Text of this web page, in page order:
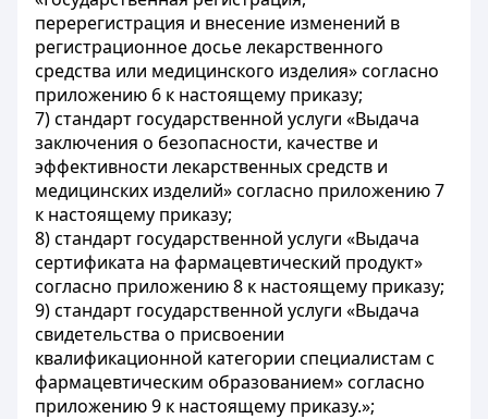
перерегистрация и внесение изменений в
регистрационное досье лекарственного
средства или медицинского изделия» согласно
приложению 6 к настоящему приказу;
7) стандарт государственной услуги «Выдача
заключения о безопасности, качестве и
эффективности лекарственных средств и
медицинских изделий» согласно приложению 7
к настоящему приказу;
8) стандарт государственной услуги «Выдача
сертификата на фармацевтический продукт»
согласно приложению 8 к настоящему приказу;
9) стандарт государственной услуги «Выдача
свидетельства о присвоении
квалификационной категории специалистам с
фармацевтическим образованием» согласно
приложению 9 к настоящему приказу.»;